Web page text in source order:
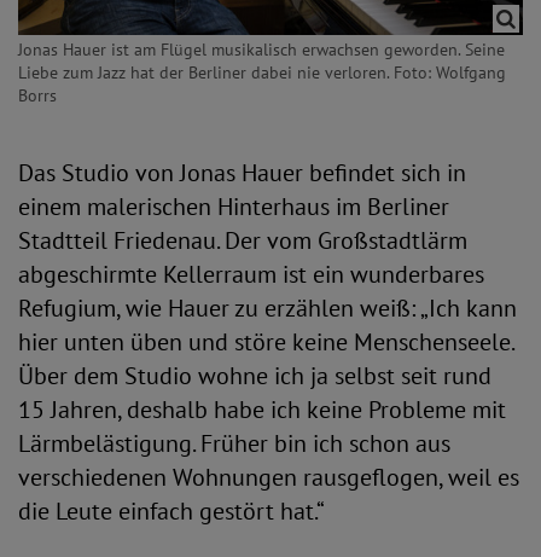
Jonas Hauer ist am Flügel musikalisch erwachsen geworden. Seine
Liebe zum Jazz hat der Berliner dabei nie verloren. Foto: Wolfgang
Borrs
Das Studio von Jonas Hauer befindet sich in
einem malerischen Hinterhaus im Berliner
Stadtteil Friedenau. Der vom Großstadtlärm
abgeschirmte Kellerraum ist ein wunderbares
Refugium, wie Hauer zu erzählen weiß: „Ich kann
hier unten üben und störe keine Menschenseele.
Über dem Studio wohne ich ja selbst seit rund
15 Jahren, deshalb habe ich keine Probleme mit
Lärmbelästigung. Früher bin ich schon aus
verschiedenen Wohnungen rausgeflogen, weil es
die Leute einfach gestört hat.“